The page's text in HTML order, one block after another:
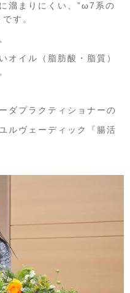
溜まりにくい、”ω7系の
す。
オイル（脂肪酸・脂質）
ダプラクティショナーの
ルヴェーディック『腸活